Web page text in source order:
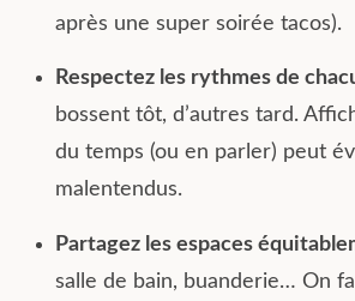
après une super soirée tacos).
Respectez les rythmes de
bossent tôt, d’autres tard.
du temps (ou en parler) peut
malentendus.
Partagez les espaces
salle de bain, buanderie… On